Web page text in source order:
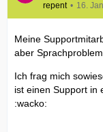
repent 16.
Meine
aber
Ich frag mich
ist einen Support in
:wacko: